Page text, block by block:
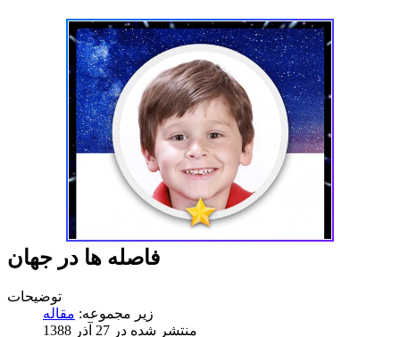
فاصله ها در جهان
توضیحات
زیر مجموعه:
منتشر شده در 27 آذر 1388